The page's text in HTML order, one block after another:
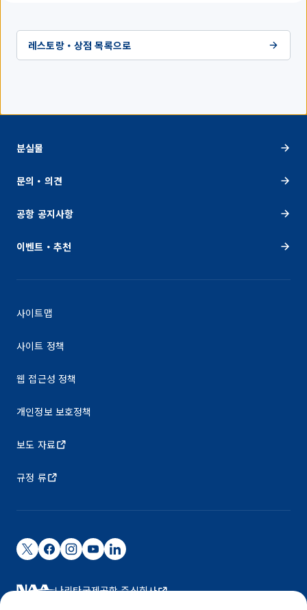
레스토랑・상점 목록으로
분실물
문의・의견
공항 공지사항
이벤트・추천
사이트맵
사이트 정책
웹 접근성 정책
개인정보 보호정책
보도 자료
규정 류
나리타국제공항 주식회사